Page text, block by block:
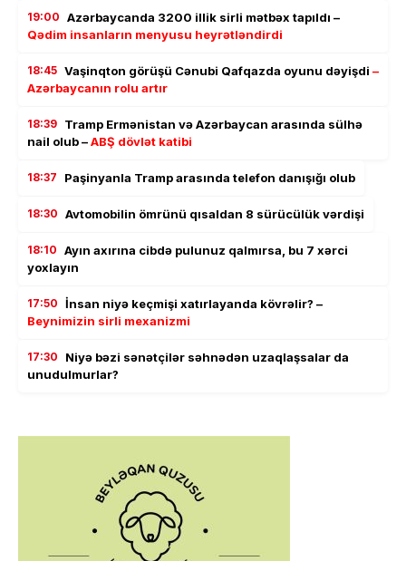
19:00 Azərbaycanda 3200 illik sirli mətbəx tapıldı –
Qədim insanların menyusu heyrətləndirdi
18:45 Vaşinqton görüşü Cənubi Qafqazda oyunu dəyişdi –
Azərbaycanın rolu artır
18:39 Tramp Ermənistan və Azərbaycan arasında sülhə
nail olub –ABŞ dövlət katibi
18:37 Paşinyanla Tramp arasında telefon danışığı olub
18:30 Avtomobilin ömrünü qısaldan 8 sürücülük vərdişi
18:10 Ayın axırına cibdə pulunuz qalmırsa, bu 7 xərci
yoxlayın
17:50 İnsan niyə keçmişi xatırlayanda kövrəlir? –
Beynimizin sirli mexanizmi
17:30
Niyə bəzi sənətçilər səhnədən uzaqlaşsalar da
unudulmurlar?